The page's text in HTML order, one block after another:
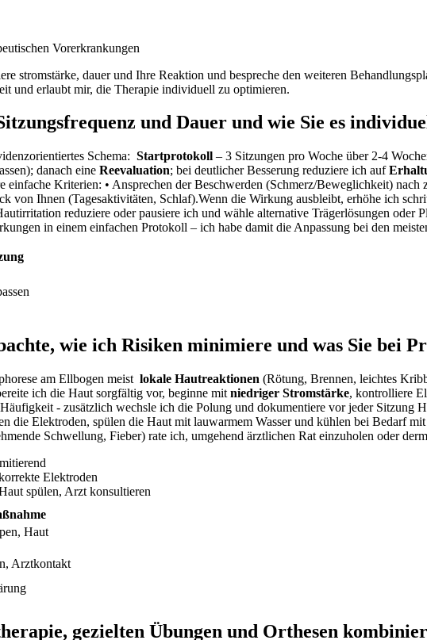
Vorerkrankungen
stromstärke,⁣ dauer und Ihre ⁣Reaktion und bespreche den weiteren
und erlaubt ​mir, die Therapie ⁢individuell ⁤zu optimieren.
⁢und Dauer und wie⁤ Sie ​es
Schema: Startprotokoll – 3 Sitzungen pro Woche‍ über 2-4‌
danach eine Reevaluation; bei deutlicher ​Besserung reduziere ich auf
Kriterien: • Ansprechen ‌der ⁤Beschwerden ‌(Schmerz/Beweglichkeit)
von Ihnen (Tagesaktivitäten, Schlaf).Wenn die Wirkung ausbleibt, erhöhe ich
reduziere oder pausiere ​ich⁢ und‌ wähle alternative ​Trägerlösungen ​oder
in ⁣einem​ einfachen Protokoll‌ – ich habe damit die Anpassung bei den‍
​wie ich Risiken minimiere und was Sie ⁣bei
am Ellbogen‍ meist lokale Hautreaktionen ⁣(Rötung, Brennen,‌ leichtes
ich ⁣die Haut sorgfältig vor, beginne ‍mit niedriger Stromstärke, kontrolliere
⁣-⁢ zusätzlich wechsle ich die Polung⁣ und ‌dokumentiere⁣ vor‌ jeder⁤ Sitzung
die ‌Elektroden, ⁢spülen die Haut mit ⁣lauwarmem Wasser ‍und kühlen bei ⁢Bedarf
Schwellung, Fieber) rate ​ich, ‍umgehend ärztlichen ‌Rat einzuholen oder⁣
Elektroden
spülen,⁤ Arzt konsultieren
Haut
Arztkontakt
gezielten Übungen ‌und‍ Orthesen